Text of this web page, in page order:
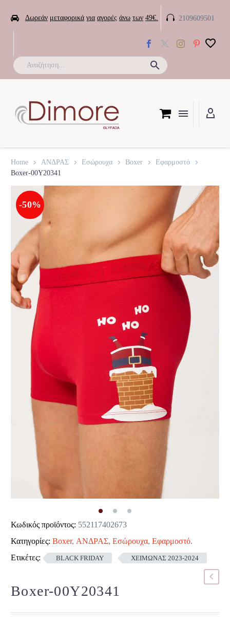
 Δωρεάν μεταφορικά για αγορές άνω των 49€. 
 2109609501
Home ΑΝΔΡΑΣ Εσώρουχα Boxer
Εφαρμοστό
Boxer-00Y20341
-50%
Κωδικός προϊόντος: 552117402673
Κατηγορίες: Boxer, ΑΝΔΡΑΣ, Εσώρουχα, Εφαρμοστό.
Ετικέτες:
BLACK FRIDAY ΧΕΙΜΩΝΑΣ 2023-2024
Boxer-00Y20341